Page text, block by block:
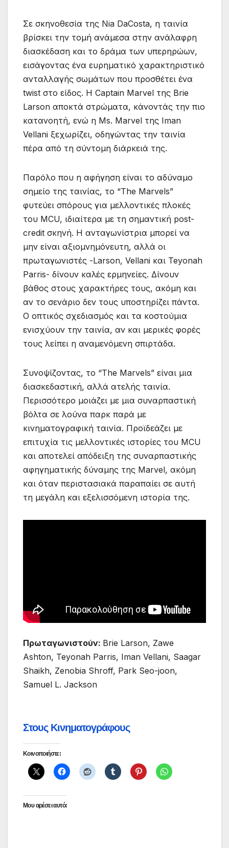
Σε σκηνοθεσία της Nia DaCosta, η ταινία
βρίσκει την τομή ανάμεσα στην ανάλαφρη
διασκέδαση και το δράμα των υπερηρώων,
εισάγοντας ένα ευρηματικό χαρακτηριστικό
ανταλλαγής σωμάτων που προσθέτει ένα
twist στο είδος. Η Captain Marvel της Brie
Larson αποκτά στρώματα, κάνοντάς την πιο
κατανοητή, ενώ η Ms. Marvel της Iman
Vellani ξεχωρίζει, οδηγώντας την ταινία
πέρα από τη σύντομη διάρκειά της.
Παρόλο που η αφήγηση είναι το αδύναμο
σημείο της ταινίας, το “The Marvels”
φυτεύει σπόρους για μελλοντικές πλοκές
του MCU, ιδιαίτερα με τη σημαντική post-
credit σκηνή. Η ανταγωνίστρια μπορεί να
μην είναι αξιομνημόνευτη, αλλά οι
πρωταγωνιστές -Larson, Vellani και Teyonah
Parris- δίνουν καλές ερμηνείες. Δίνουν
βάθος στους χαρακτήρες τους, ακόμη και
αν το σενάριο δεν τους υποστηρίζει πάντα.
Ο οπτικός σχεδιασμός και τα κοστούμια
ενισχύουν την ταινία, αν και μερικές φορές
τους λείπει η αναμενόμενη σπιρτάδα.
Συνοψίζοντας, το “The Marvels” είναι μια
διασκεδαστική, αλλά ατελής ταινία.
Περισσότερο μοιάζει με μια συναρπαστική
βόλτα σε λούνα παρκ παρά με
κινηματογραφική ταινία. Προϊδεάζει με
επιτυχία τις μελλοντικές ιστορίες του MCU
και αποτελεί απόδειξη της συναρπαστικής
αφηγηματικής δύναμης της Marvel, ακόμη
και όταν περιστασιακά παραπαίει σε αυτή
τη μεγάλη και εξελισσόμενη ιστορία της.
Πρωταγωνιστούν: Brie Larson, Zawe
Ashton, Teyonah Parris, Iman Vellani, Saagar
Shaikh, Zenobia Shroff, Park Seo-joon,
Samuel L. Jackson
Στους Κινηματογράφους
Κοινοποιήστε:
Μου αρέσει αυτό: